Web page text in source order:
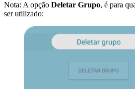
Nota: A opção Deletar Grupo, é para
ser utilizado: